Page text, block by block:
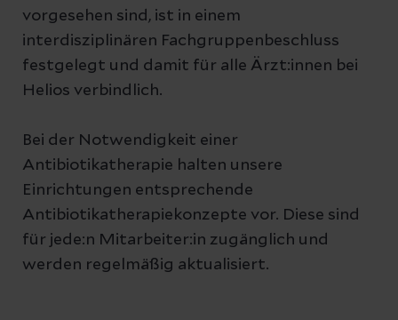
vorgesehen sind, ist in einem
interdisziplinären Fachgruppenbeschluss
festgelegt und damit für alle Ärzt:innen bei
Helios verbindlich.
Bei der Notwendigkeit einer
Antibiotikatherapie halten unsere
Einrichtungen entsprechende
Antibiotikatherapiekonzepte vor. Diese sind
für jede:n Mitarbeiter:in zugänglich und
werden regelmäßig aktualisiert.